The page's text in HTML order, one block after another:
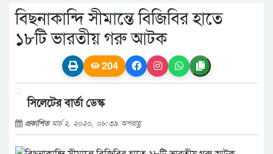
বিছনাকান্দি সীমান্তে বিজিবির হাতে
১৮টি ভারতীয় গরু আটক
204
সিলেটের বার্তা ডেস্ক
প্রকাশিতমার্চ ২, ২০২০, ০৮:৩৯ অপরাহ্ণ